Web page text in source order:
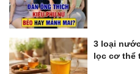
3 loại
lọc cơ thể